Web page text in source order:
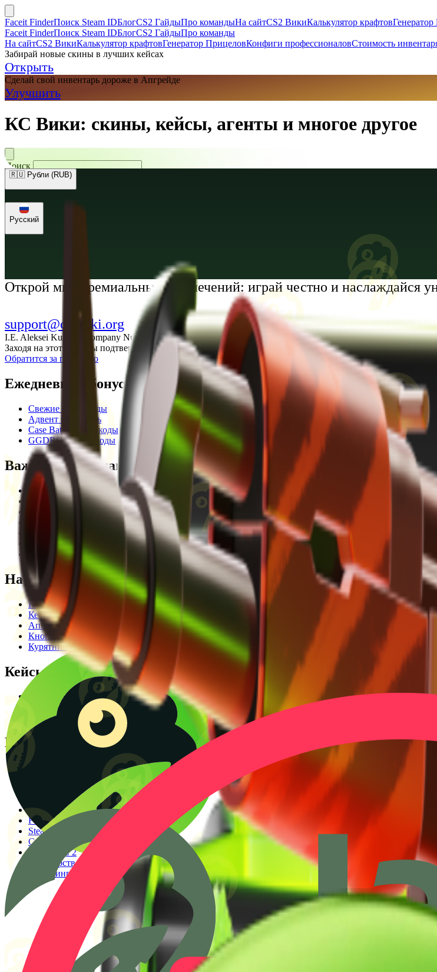
Faceit FinderПоиск Steam IDБлогCS2 ГайдыПро командыНа сайтCS2 ВикиКалькулятор крафтов
Faceit FinderПоиск Steam IDБлогCS2 ГайдыПро команды
На сайтCS2 ВикиКалькулятор крафтовГенератор ПрицеловКонфиги профессионаловСтоимость
Забирай новые скины в лучших кейсах
Открыть
Сделай свой инвентарь дороже в Апгрейде
Улучшить
КС Вики: скины, кейсы, агенты и многое другое
Поиск
🇷🇺 Рубли (RUB)
Русский
Открой мир премиальных развлечений: играй честно и наслаждайся
support@cs-wiki.org
I.E. Aleksei Kurtkin, Company Number 300464601, Georgia, City Batumi, Zhiuli Shartava Avenue, N 32,
Заходя на этот сайт, вы подтверждаете, что вам исполнилось 18 лет. Проблемы с азартными играми?
Обратится за помощью
Ежедневные бонусы
Свежие промокоды
Адвент календарь
Case Battle промокоды
GGDROP промокоды
Важная информация
Пользовательское соглашение
Privacy Policy
Отказ от ответственности
Редакционная политика
Legal Opinion
Контакты
Наши режимы
Кейсы
Кейс батл
Апгрейд
Кнопка
Курятник
Кейсы
Кейсы КС2
Кейсы Раст
Создать КС батл
Полезное
Калькулятор крафтов
Генератор прицелов
Конфиги PRO игроков
Faceit Finder
Steam ID Finder
Стоимость инвентаря Steam
Гайды КС 2
Партнерство
Клиппинг